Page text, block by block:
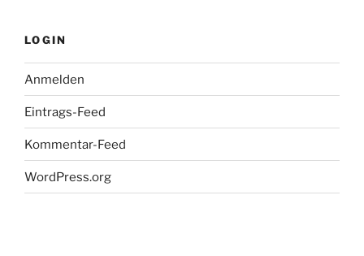
LOGIN
Anmelden
Eintrags-Feed
Kommentar-Feed
WordPress.org